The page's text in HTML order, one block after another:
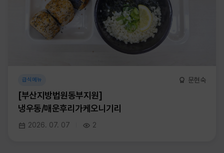
급식메뉴 문현숙
[부산지방법원동부지원]
냉우동/매운후리가케오니기리
2026. 07. 07 2